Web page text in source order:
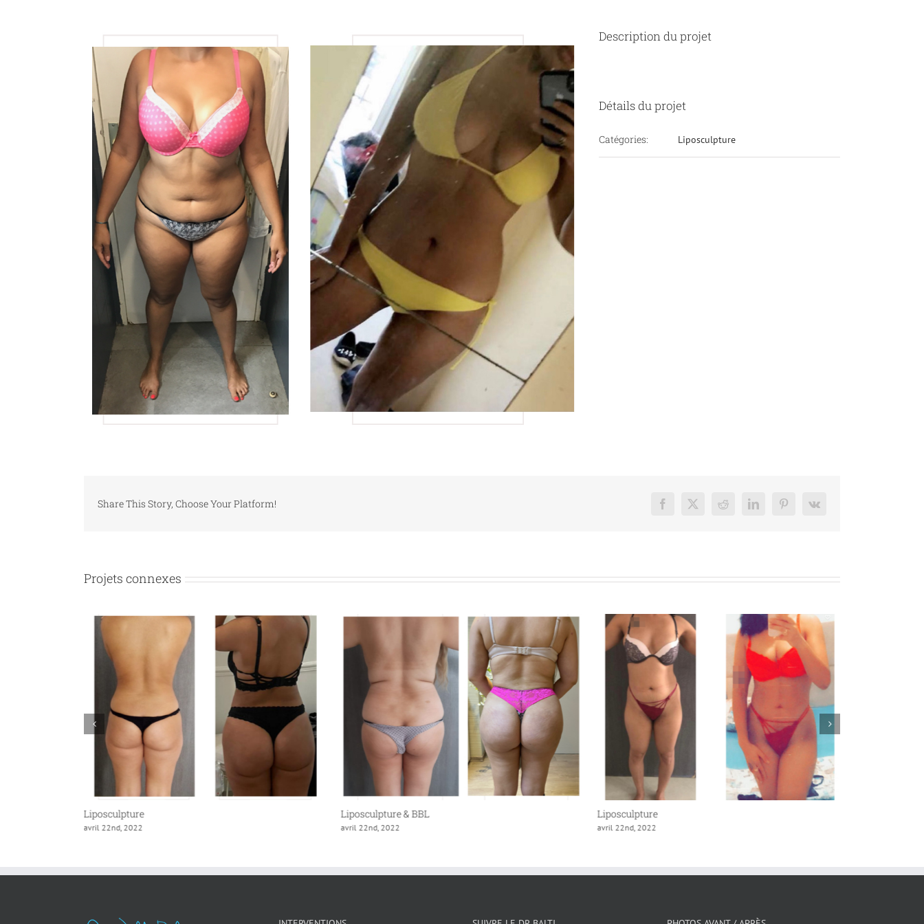
Larger
Image
Description du projet
Détails du projet
Catégories: Liposculpture
Share This Story, Choose Your Platform! Facebook
X Reddit LinkedInPinterest
Vk
Projets connexes
Liposculpture
avril 22nd, 2022
Liposculpture & BBL
avril 22nd, 2022
Liposculpture
avril 22nd, 2022